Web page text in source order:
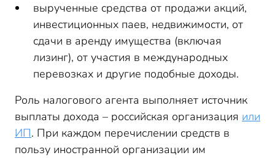
вырученные средства от продажи акций,
инвестиционных паев, недвижимости, от
сдачи в аренду имущества (включая
лизинг), от участия в международных
перевозках и другие подобные доходы.
Роль налогового агента выполняет источник
выплаты дохода – российская организация или
ИП. При каждом перечислении средств в
пользу иностранной организации им